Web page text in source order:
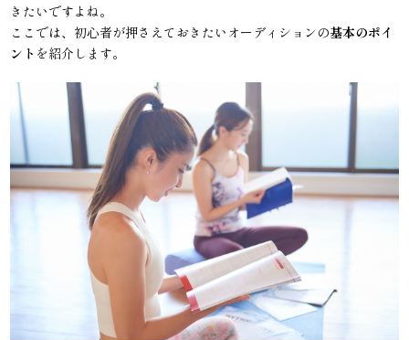
きたいですよね。
ここでは、初心者が押さえておきたいオーディションの基本のポイ
ント を紹介します。